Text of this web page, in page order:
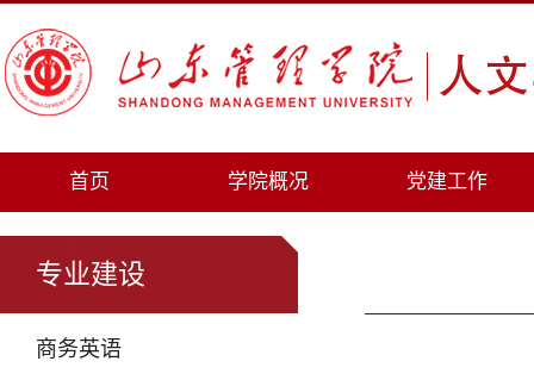
首页 学院概况 党建工作
专业建设
商务英语